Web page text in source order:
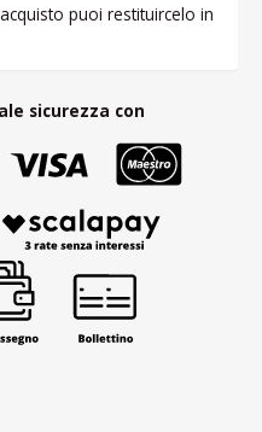
puoi restituircelo in
sicurezza con